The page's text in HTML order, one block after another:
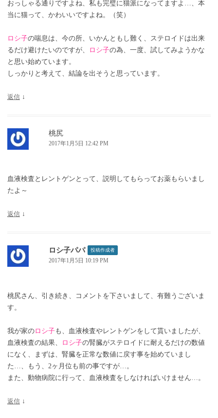
おっしゃる通りですよね、私も完璧に猫派になってますよ…、本
当に猫って、かわいいですよね。（笑）
ロシ子の喘息は、今の所、いかんともし難く、ステロイドは出来
るだけ避けたいのですが、
ロシ子の為、一度、試してみようかな
と思い始めています。
しっかりと考えて、結論を出そうと思っています。
返信 ↓
桃尻
2017年1月5日 12:42 PM
血液検査とレントゲンとって、説明してもらってお薬もらいまし
たよ～
返信 ↓
ロシ子パパ 投稿作成者
2017年1月5日 10:19 PM
桃尻さん、引き続き、コメントを下さいまして、有難うございま
す。
我が家のロシ子も、血液検査やレントゲンをして貰いましたが、
血液検査の結果、
ロシ子の腎臓がステロイドに耐えるだけの数値
になく、まずは、腎臓を正常な数値に戻す事を始めていまし
た…、もう、2ヶ月位も前の事ですが…。
また、動物病院に行って、血液検査をしなければいけません…。
返信 ↓